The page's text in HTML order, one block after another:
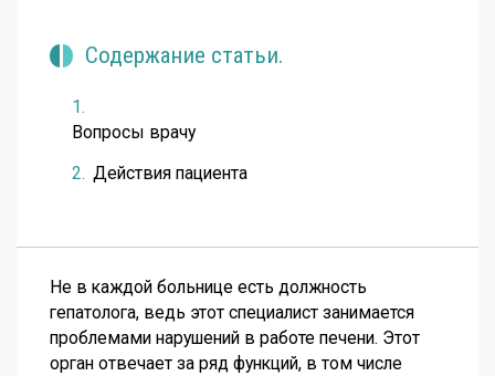
Содержание статьи.
Вопросы врачу
Действия пациента
Не в каждой больнице есть должность
гепатолога, ведь этот специалист занимается
проблемами нарушений в работе печени. Этот
орган отвечает за ряд функций, в том числе